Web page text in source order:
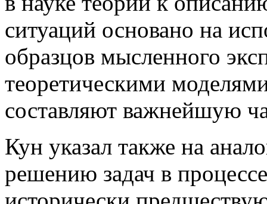
ситуаций основано на
образцов мысленного
теоретическими
составляют важнейшую
Кун указал также на
решению задач в